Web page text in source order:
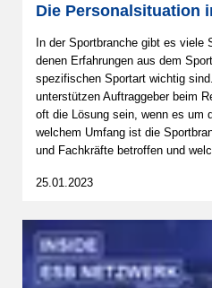
Die Personalsituation
In der Sportbranche gibt es viele
denen Erfahrungen aus dem
spezifischen Sportart wichtig
unterstützen Auftraggeber beim
oft die Lösung sein, wenn es um
welchem Umfang ist die
und Fachkräfte betroffen und
25.01.2023